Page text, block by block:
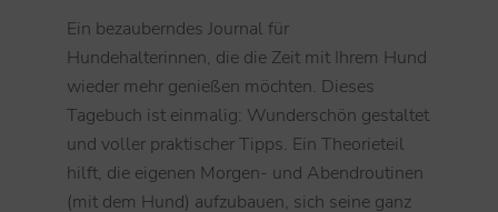
Ein bezauberndes Journal für
Hundehalterinnen, die die Zeit mit Ihrem Hund
wieder mehr genießen möchten. Dieses
Tagebuch ist einmalig: Wunderschön gestaltet
und voller praktischer Tipps. Ein Theorieteil
hilft, die eigenen Morgen- und Abendroutinen
(mit dem Hund) aufzubauen, sich seine ganz